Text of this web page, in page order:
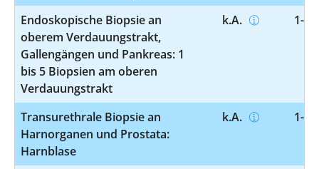
Endoskopische Biopsie an
oberem Verdauungstrakt,
Gallengängen und Pankreas: 1
bis 5 Biopsien am oberen
Verdauungstrakt
k.A. 1-
Transurethrale Biopsie an
Harnorganen und Prostata:
Harnblase
k.A. 1-